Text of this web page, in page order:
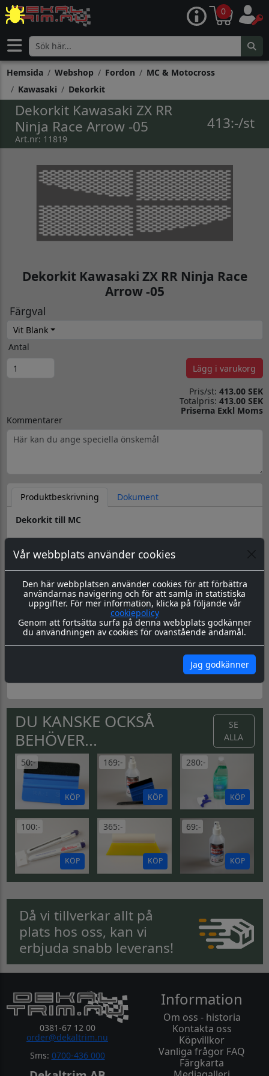
Vår webbplats använder cookies
Den här webbplatsen använder cookies för att förbättra
användarnas navigering och för att samla in statistiska
uppgifter. För mer information, klicka på följande vår
cookiepolicy
Genom att fortsätta surfa på denna webbplats godkänner
du användningen av cookies för ovanstående ändamål.
Jag godkänner
0
Hemsida Webshop Fordon
MC & Motocross
Kawasaki
Dekorkit
Dekorkit Kawasaki ZX RR
Ninja Race Arrow -05
Art.nr: 11819
413:-/st
Dekorkit Kawasaki ZX RR Ninja Race
Arrow -05
Färgval
Vit Blank
Antal
Lägg i varukorg
Pris/st: 413.00 SEK
Totalpris: 413.00 SEK
Priserna Exkl Moms
Kommentarer
Produktbeskrivning
Dokument
Dekorkit till MC
Material & Tillverkning:Dessa dekaler skärs ut i en 8-årig
beställning.
Leverans:Dekalerna levereras redo för montage med
appliceringstape över som håller ihop dekalen, och
underlättar monteringen. Appliceringstapen tas bort efter
montering, och kvar sitter då endast dekalen.
Montering:Montageanvisning hittar du här
Läs igenom våra instrukioner före
DU KANSKE OCKSÅ
BEHÖVER...
SE
ALLA
50:-
KÖP
169:-
KÖP
280:-
KÖP
100:-
KÖP
365:-
KÖP
69:-
KÖP
Då vi tillverkar allt på
plats hos oss, kan vi
erbjuda snabb leverans!
0381-67 12 00
order@dekaltrim.nu
Sms: 0700-436 000
Information
Om oss - historia
Kontakta oss
Köpvillkor
Vanliga frågor FAQ
Färgkarta